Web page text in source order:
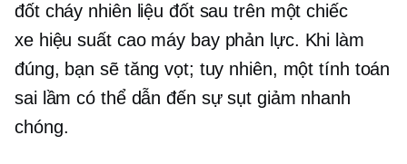
đốt cháy nhiên liệu đốt sau trên một chiếc
xe hiệu suất caomáy bay phản lực. Khi làm
đúng, bạn sẽ tăng vọt; tuy nhiên, một tính toán
sai lầm có thể dẫn đến sự sụt giảm nhanh
chóng.